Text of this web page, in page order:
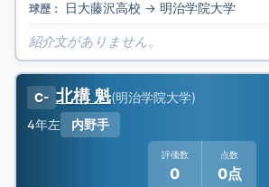
球歴： 日大藤沢高校 → 明治学院大学
紹介文がありません。
C- 北構 魁(明治学院大学)
4年左 内野手
評価数
0
点数
0点